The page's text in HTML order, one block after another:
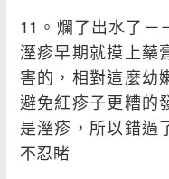
11。爛了出水了－
溼疹早期就摸上藥
害的，相對這麼幼
避免紅疹子更糟的
是溼疹，所以錯過
不忍睹